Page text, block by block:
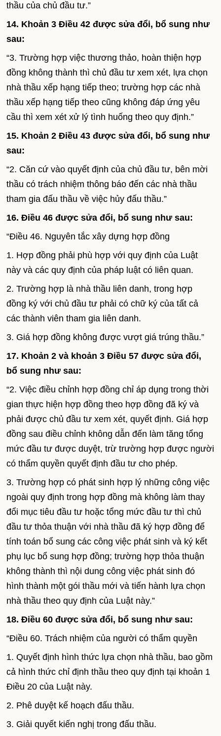
thầu của chủ đầu tư.”
14. Khoản 3 Điều 42 được sửa đổi, bổ sung như
sau:
“3. Trường hợp việc thương thảo, hoàn thiện hợp
đồng không thành thì chủ đầu tư xem xét, lựa chọn
nhà thầu xếp hạng tiếp theo; trường hợp các nhà
thầu xếp hạng tiếp theo cũng không đáp ứng yêu
cầu thì xem xét xử lý tình huống theo quy định.”
15. Khoản 2 Điều 43 được sửa đổi, bổ sung như
sau:
“2. Căn cứ vào quyết định của chủ đầu tư, bên mời
thầu có trách nhiệm thông báo đến các nhà thầu
tham gia đấu thầu về việc hủy đấu thầu.”
16. Điều 46 được sửa đổi, bổ sung như sau:
“Điều 46. Nguyên tắc xây dựng hợp đồng
1. Hợp đồng phải phù hợp với quy định của Luật
này và các quy định của pháp luật có liên quan.
2. Trường hợp là nhà thầu liên danh, trong hợp
đồng ký với chủ đầu tư phải có chữ ký của tất cả
các thành viên tham gia liên danh.
3. Giá hợp đồng không được vượt giá trúng thầu.”
17. Khoản 2 và khoản 3 Điều 57 được sửa đổi,
bổ sung như sau:
“2. Việc điều chỉnh hợp đồng chỉ áp dụng trong thời
gian thực hiện hợp đồng theo hợp đồng đã ký và
phải được chủ đầu tư xem xét, quyết định. Giá hợp
đồng sau điều chỉnh không dẫn đến làm tăng tổng
mức đầu tư được duyệt, trừ trường hợp được người
có thẩm quyền quyết định đầu tư cho phép.
3. Trường hợp có phát sinh hợp lý những công việc
ngoài quy định trong hợp đồng mà không làm thay
đổi mục tiêu đầu tư hoặc tổng mức đầu tư thì chủ
đầu tư thỏa thuận với nhà thầu đã ký hợp đồng để
tính toán bổ sung các công việc phát sinh và ký kết
phụ lục bổ sung hợp đồng; trường hợp thỏa thuận
không thành thì nội dung công việc phát sinh đó
hình thành một gói thầu mới và tiến hành lựa chọn
nhà thầu theo quy định của Luật này.”
18. Điều 60 được sửa đổi, bổ sung như sau:
“Điều 60. Trách nhiệm của người có thẩm quyền
1. Quyết định hình thức lựa chọn nhà thầu, bao gồm
cả hình thức chỉ định thầu theo quy định tại khoản 1
Điều 20 của Luật này.
2. Phê duyệt kế hoạch đấu thầu.
3. Giải quyết kiến nghị trong đấu thầu.